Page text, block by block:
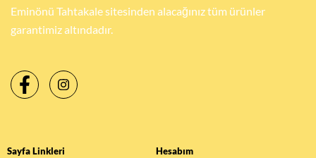
Eminönü Tahtakale sitesinden alacağınız tüm ürünler
garantimiz altındadır.
Sayfa Linkleri Hesabım